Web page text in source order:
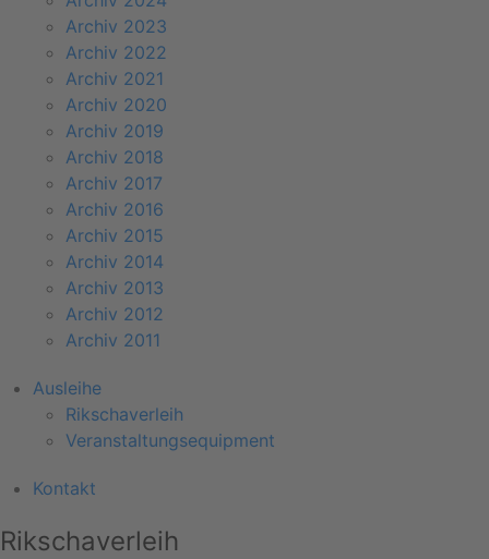
Archiv 2023
Archiv 2022
Archiv 2021
Archiv 2020
Archiv 2019
Archiv 2018
Archiv 2017
Archiv 2016
Archiv 2015
Archiv 2014
Archiv 2013
Archiv 2012
Archiv 2011
Ausleihe
Rikschaverleih
Veranstaltungsequipment
Kontakt
Rikschaverleih